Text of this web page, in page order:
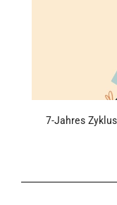
7-Jahres Zyklus